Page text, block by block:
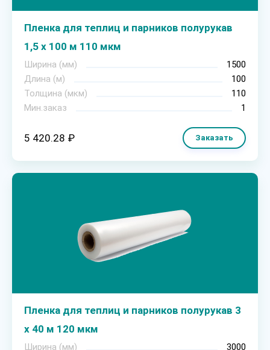
Пленка для теплиц и парников полурукав
1,5 х 100 м 110 мкм
Ширина (мм)
1500
Длина (м)
100
Толщина (мкм)
110
Мин.заказ
1
5 420.28 ₽ Заказать
Пленка для теплиц и парников полурукав 3
х 40 м 120 мкм
Ширина (мм)
3000